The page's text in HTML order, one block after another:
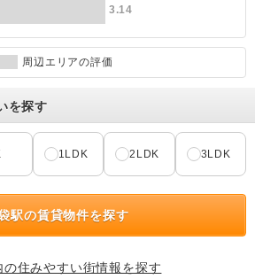
3.14
周辺エリアの評価
を探す
1LDK 2LDK 3LDK
駅の賃貸物件を探す
の住みやすい街情報を探す